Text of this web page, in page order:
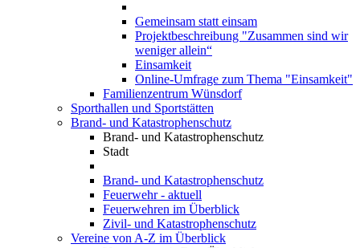
Gemeinsam statt einsam
Projektbeschreibung "Zusammen sind wir
weniger allein“
Einsamkeit
Online-Umfrage zum Thema "Einsamkeit"
Familienzentrum Wünsdorf
Sporthallen und Sportstätten
Brand- und Katastrophenschutz
Brand- und Katastrophenschutz
Stadt
Brand- und Katastrophenschutz
Feuerwehr - aktuell
Feuerwehren im Überblick
Zivil- und Katastrophenschutz
Vereine von A-Z im Überblick